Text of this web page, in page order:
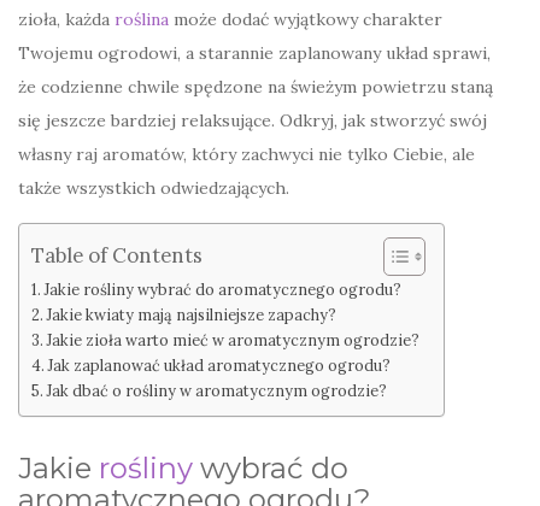
zioła, każda roślina może dodać wyjątkowy charakter
Twojemu ogrodowi, a starannie zaplanowany układ sprawi,
że codzienne chwile spędzone na świeżym powietrzu staną
się jeszcze bardziej relaksujące. Odkryj, jak stworzyć swój
własny raj aromatów, który zachwyci nie tylko Ciebie, ale
także wszystkich odwiedzających.
Table of Contents
Jakie rośliny wybrać do aromatycznego ogrodu?
Jakie kwiaty mają najsilniejsze zapachy?
Jakie zioła warto mieć w aromatycznym ogrodzie?
Jak zaplanować układ aromatycznego ogrodu?
Jak dbać o rośliny w aromatycznym ogrodzie?
Jakie rośliny wybrać do